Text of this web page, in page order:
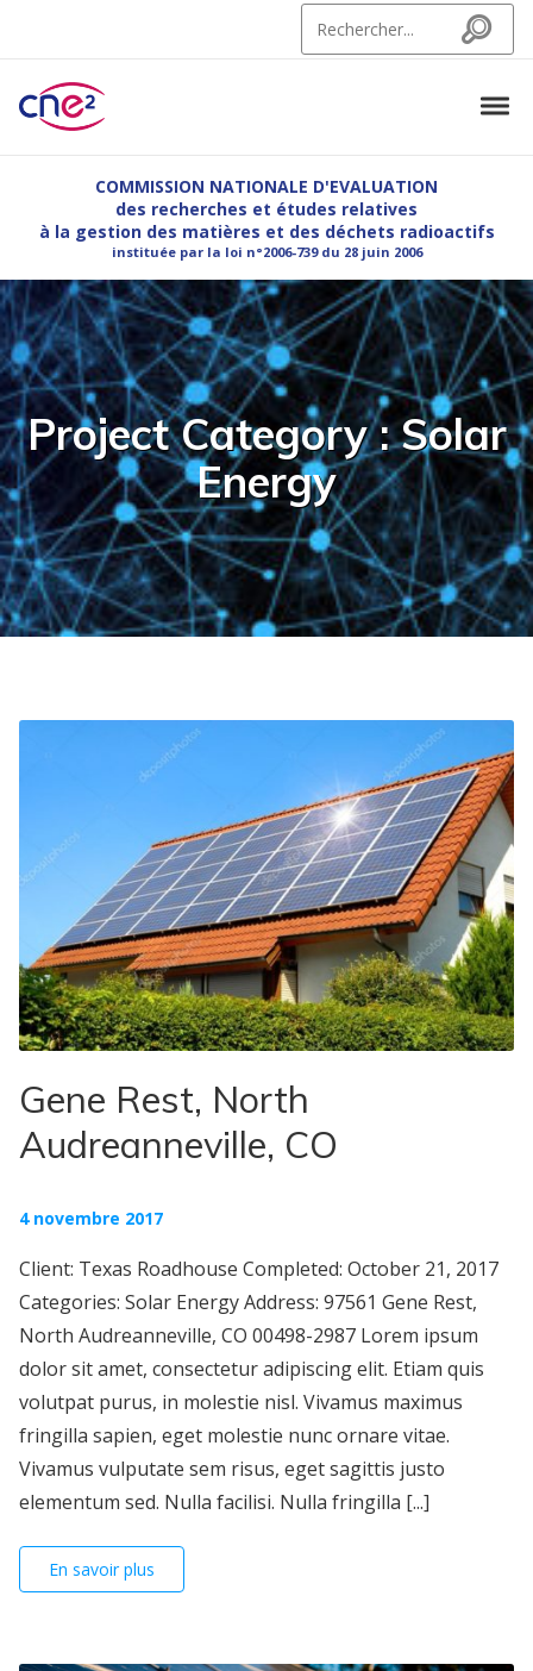
Search
CNE2
COMMISSION NATIONALE D'EVALUATION
des recherches et études relatives
à la gestion des matières et des déchets radioactifs
instituée par la loi n°2006-739 du 28 juin 2006
Project Category :Solar
Energy
Gene Rest, North
Audreanneville, CO
4 novembre 2017
Client: Texas Roadhouse Completed: October 21, 2017
Categories: Solar Energy Address: 97561 Gene Rest,
North Audreanneville, CO 00498-2987 Lorem ipsum
dolor sit amet, consectetur adipiscing elit. Etiam quis
volutpat purus, in molestie nisl. Vivamus maximus
fringilla sapien, eget molestie nunc ornare vitae.
Vivamus vulputate sem risus, eget sagittis justo
elementum sed. Nulla facilisi. Nulla fringilla [...]
En savoir plus